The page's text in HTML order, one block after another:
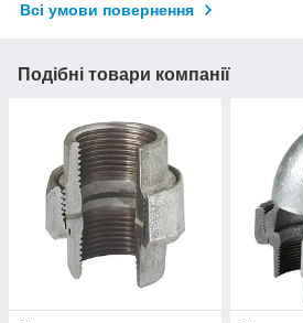
Всі умови повернення
Подібні товари компанії